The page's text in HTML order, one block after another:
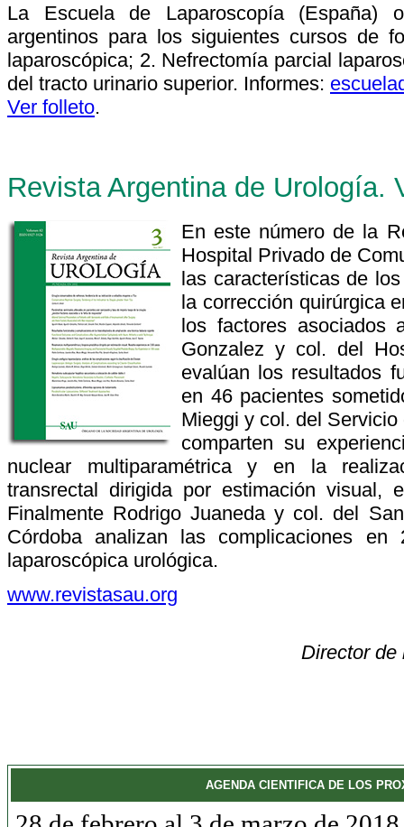
La Escuela de Laparoscopía (España)
argentinos para los siguientes cursos de
laparoscópica; 2. Nefrectomía parcial
del tracto urinario superior. Informes:
Ver folleto.
Revista Argentina de Urología.
En este número de la
Hospital Privado de
las características de
la corrección quirúrgica
los factores asociados
Gonzalez y col. del
evalúan los resultados
en 46 pacientes
Mieggi y col. del
comparten su
nuclear multiparamétrica y en la
transrectal dirigida por estimación visual,
Finalmente Rodrigo Juaneda y col. del
Córdoba analizan las complicaciones en
laparoscópica urológica.
www.revistasau.org
Director de
AGENDA CIENTIFICA DE LOS